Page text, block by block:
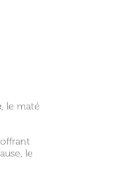
, le maté
le